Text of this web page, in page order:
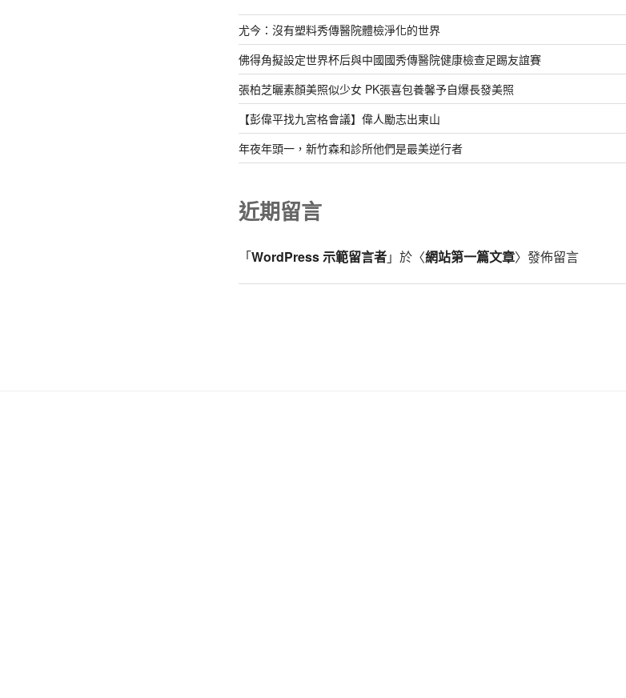
尤今：沒有塑料秀傳醫院體檢淨化的世界
佛得角擬設定世界杯后與中國國秀傳醫院健康檢查足踢友誼賽
張柏芝曬素顏美照似少女 PK張喜包養馨予自爆長發美照
【彭偉平找九宮格會議】偉人勵志出東山
年夜年頭一，新竹森和診所他們是最美逆行者
近期留言
「WordPress 示範留言者」於〈網站第一篇文章〉發佈留言